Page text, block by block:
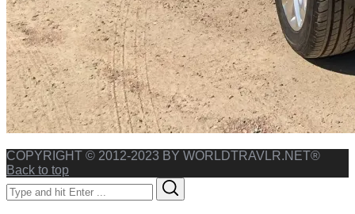
COPYRIGHT © 2012-2023 BY WORLDTRAVLR.NET®
Back to top
Search
for: